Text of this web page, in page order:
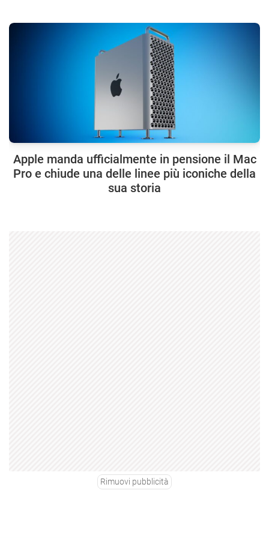
Apple manda ufficialmente in pensione il Mac
Pro e chiude una delle linee più iconiche della
sua storia
Rimuovi pubblicità